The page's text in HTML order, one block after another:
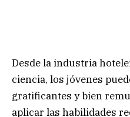
Desde la industria
ciencia, los jóvenes
gratificantes y bien
aplicar las habilidades